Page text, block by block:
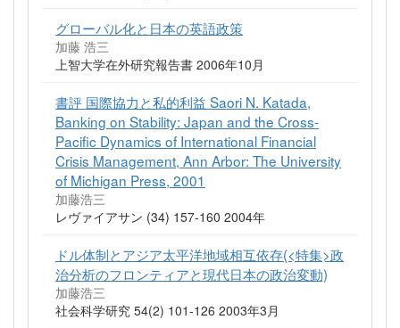
グローバル化と日本の英語政策
加藤 浩三
上智大学在外研究報告書 2006年10月
書評 国際協力と私的利益 Saori N. Katada,
Banking on Stability: Japan and the Cross-
Pacific Dynamics of International Financial
Crisis Management, Ann Arbor: The University
of Michigan Press, 2001
加藤浩三
レヴァイアサン (34) 157-160 2004年
ドル体制とアジア太平洋地域相互依存(<特集>政
治分析のフロンティアと現代日本の政治変動)
加藤浩三
社会科学研究 54(2) 101-126 2003年3月